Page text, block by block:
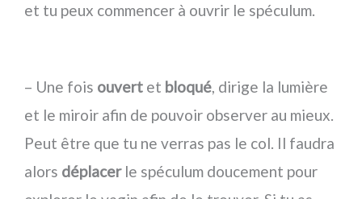
et tu peux commencer à ouvrir le spéculum.
– Une fois ouvert et bloqué, dirige la lumière
et le miroir afin de pouvoir observer au mieux.
Peut être que tu ne verras pas le col. Il faudra
alors déplacer le spéculum doucement pour